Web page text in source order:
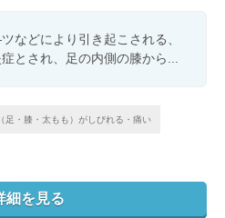
などにより引き起こされる、
とされ、足の内側の膝から...
足・膝・太もも）がしびれる・痛い
細を見る